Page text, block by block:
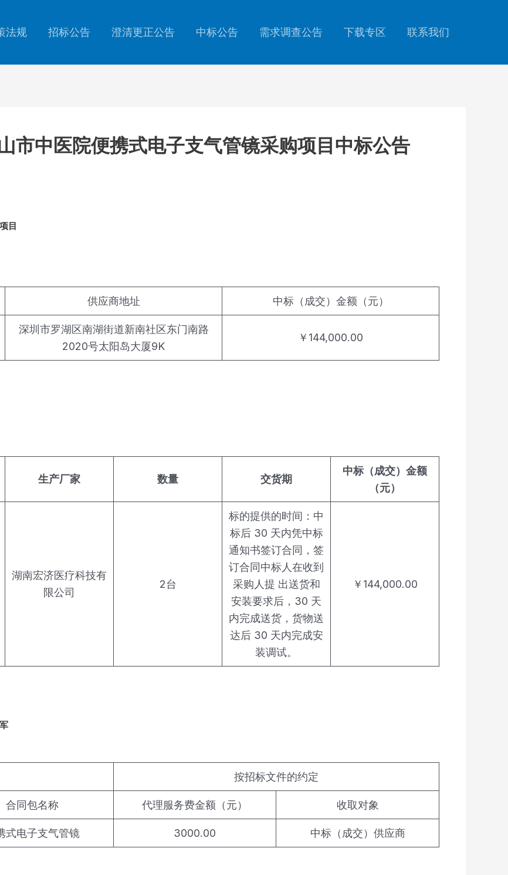
法规 招标公告 澄清更正公告 中标公告 需求调查公告 下载专区 联系我们
中医院便携式电子支气管镜采购项目中标公告
目
供应商地址 中标（成交）金额（元）
深圳市罗湖区南湖街道新南社区东门南路
2020号太阳岛大厦9K
￥144,000.00
生产厂家 数量 交货期
中标（成交）金额
（元）
湖南宏济医疗科技有
限公司
2台
标的提供的时间：中
标后 30 天内凭中标
通知书签订合同，签
订合同中标人在收到
采购人提 出送货和
安装要求后，30 天
内完成送货，货物送
达后 30 天内完成安
装调试。
￥144,000.00
按招标文件的约定
合同包名称 代理服务费金额（元） 收取对象
式电子支气管镜 3000.00 中标（成交）供应商